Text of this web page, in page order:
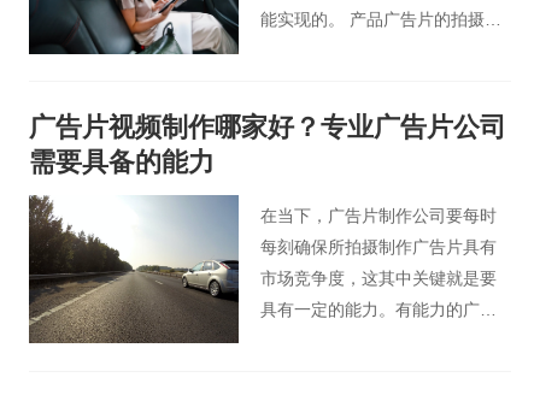
制作，这时就涉及了广告片费用
能实现的。 产品广告片的拍摄也
工作内容。
广告片视频制作哪家好？专业广告片公司
需要具备的能力
在当下，广告片制作公司要每时
每刻确保所拍摄制作广告片具有
市场竞争度，这其中关键就是要
具有一定的能力。有能力的广告